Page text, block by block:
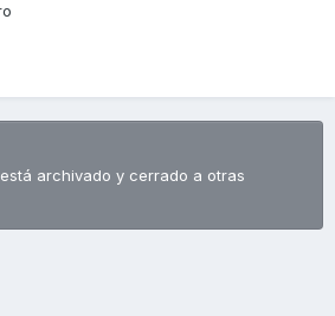
archivado y cerrado a otras